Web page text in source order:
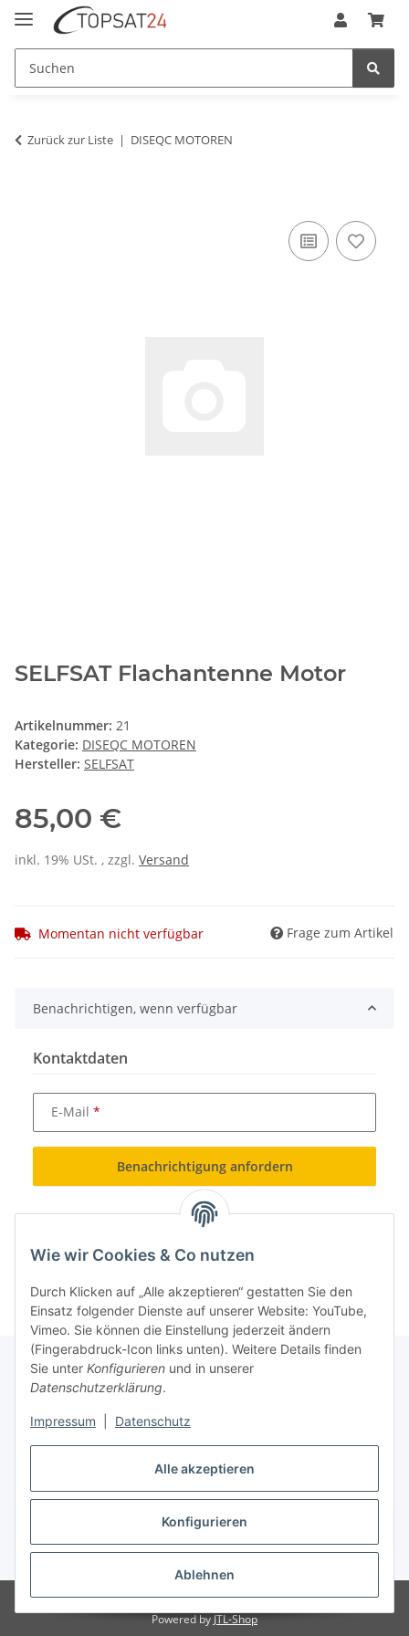
Alle akzeptieren
Konfigurieren
Ablehnen
Wie wir Cookies & Co nutzen
Durch Klicken auf „Alle akzeptieren“ gestatten Sie den
Einsatz folgender Dienste auf unserer Website: YouTube,
Vimeo. Sie können die Einstellung jederzeit ändern
(Fingerabdruck-Icon links unten). Weitere Details finden
Sie unter Konfigurieren und in unserer
Datenschutzerklärung.
Impressum Datenschutz
Zurück zur Liste DISEQC MOTOREN
SELFSAT Flachantenne Motor
Artikelnummer: 21
Kategorie: DISEQC MOTOREN
Hersteller: SELFSAT
85,00 €
inkl. 19% USt. , zzgl. Versand
Momentan nicht verfügbar Frage zum Artikel
Benachrichtigen, wenn verfügbar
Kontaktdaten
E-Mail
Benachrichtigung anfordern
Gesetzliche Informationen
Vertrag widerrufen
* Alle Preise inkl. gesetzlicher USt., zzgl.Versand
Besucherzähler: 283463
Powered byJTL-Shop